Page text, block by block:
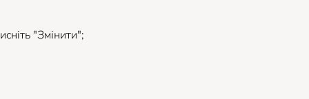
"Змінити";